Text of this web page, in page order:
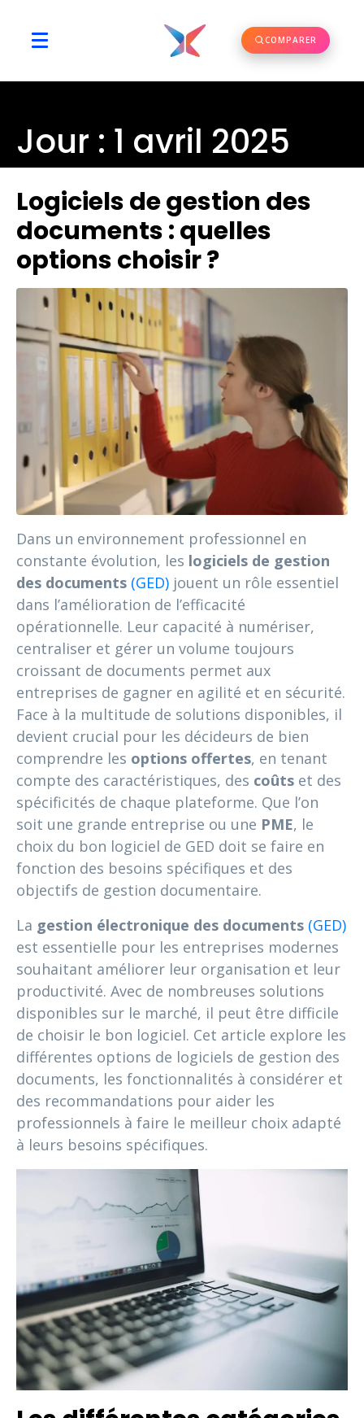
COMPARER
Jour : 1 avril 2025
Logiciels de gestion des
documents : quelles
options choisir ?
Dans un environnement professionnel en
constante évolution, les logiciels de gestion
des documents (GED) jouent un rôle essentiel
dans l’amélioration de l’efficacité
opérationnelle. Leur capacité à numériser,
centraliser et gérer un volume toujours
croissant de documents permet aux
entreprises de gagner en agilité et en sécurité.
Face à la multitude de solutions disponibles, il
devient crucial pour les décideurs de bien
comprendre les options offertes, en tenant
compte des caractéristiques, des coûts et des
spécificités de chaque plateforme. Que l’on
soit une grande entreprise ou une PME, le
choix du bon logiciel de GED doit se faire en
fonction des besoins spécifiques et des
objectifs de gestion documentaire.
La gestion électronique des documents (GED)
est essentielle pour les entreprises modernes
souhaitant améliorer leur organisation et leur
productivité. Avec de nombreuses solutions
disponibles sur le marché, il peut être difficile
de choisir le bon logiciel. Cet article explore les
différentes options de logiciels de gestion des
documents, les fonctionnalités à considérer et
des recommandations pour aider les
professionnels à faire le meilleur choix adapté
à leurs besoins spécifiques.